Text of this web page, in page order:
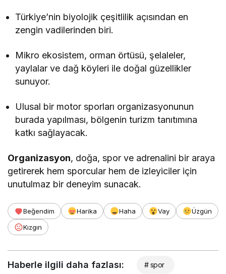
Türkiye’nin biyolojik çeşitlilik açısından en
zengin vadilerinden biri.
Mikro ekosistem, orman örtüsü, şelaleler,
yaylalar ve dağ köyleri ile doğal güzellikler
sunuyor.
Ulusal bir motor sporları organizasyonunun
burada yapılması, bölgenin turizm tanıtımına
katkı sağlayacak.
Organizasyon, doğa, spor ve adrenalini bir araya
getirerek hem sporcular hem de izleyiciler için
unutulmaz bir deneyim sunacak.
Beğendim Harika Haha Vay
Üzgün
Kızgın
Haberle ilgili daha fazlası: # spor